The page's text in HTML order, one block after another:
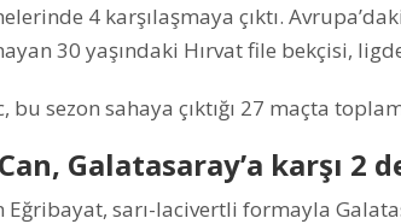
4 karşılaşmaya çıktı.
30 yaşındaki Hırvat file bekçisi,
bu sezon sahaya çıktığı 27 maçta
Galatasaray’a karşı 2
Eğribayat, sarı-lacivertli formayla